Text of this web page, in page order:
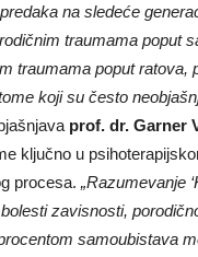
na sledeće
traumama poput
traumama poput ratova,
koji su često
prof. dr. Garner
ključno u
procesa. „Razumevanje
zavisnosti,
samoubistava